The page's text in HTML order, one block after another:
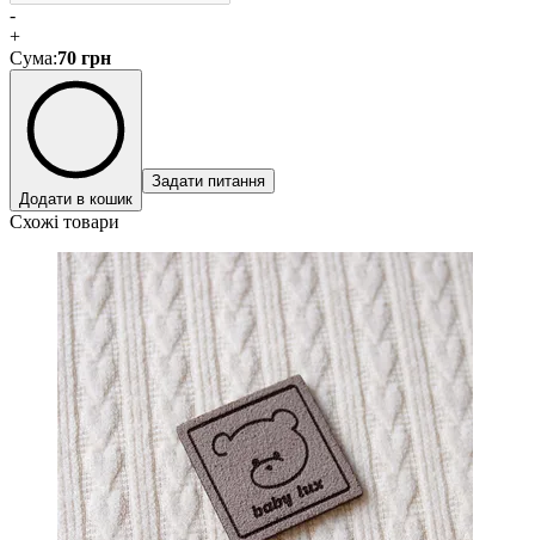
-
+
Сума:70 грн
Додати в кошик
Задати питання
Схожі товари